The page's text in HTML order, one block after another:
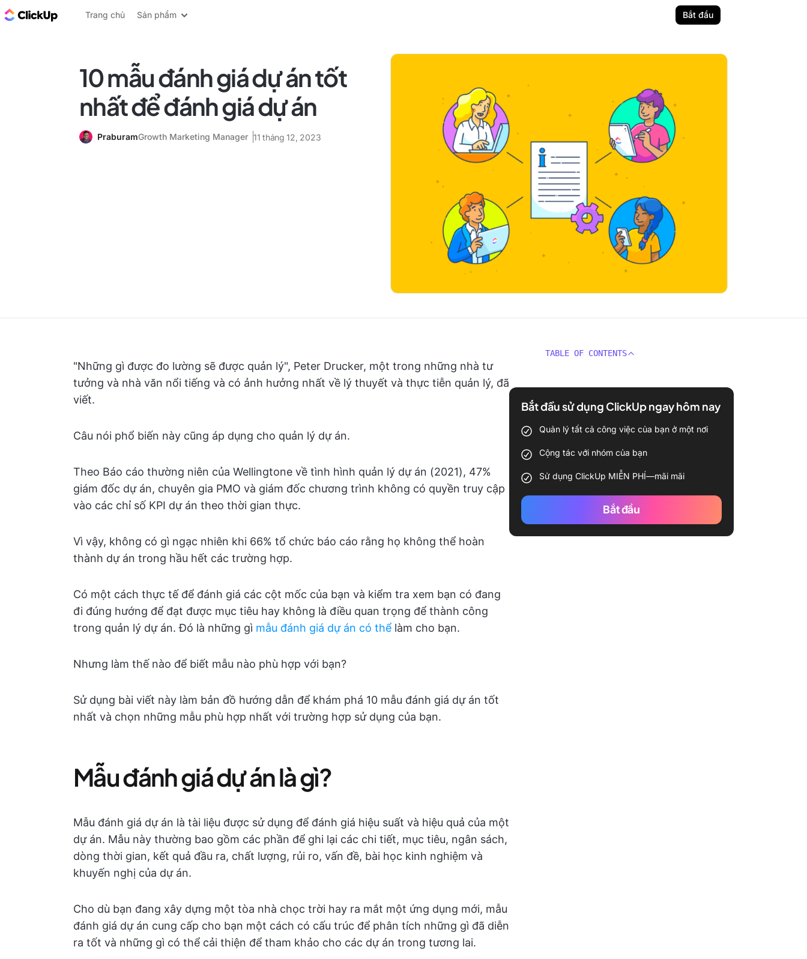
ClickUp Blog
Trang chủ Sản phẩm Bắt đầu
10 mẫu đánh giá dự án tốt
nhất để đánh giá dự án
PraburamGrowth Marketing Manager 11 tháng 12, 2023
"Những gì được đo lường sẽ được quản lý", Peter Drucker, một trong những nhà tư
tưởng và nhà văn nổi tiếng và có ảnh hưởng nhất về lý thuyết và thực tiễn quản lý, đã
viết.
Câu nói phổ biến này cũng áp dụng cho quản lý dự án.
Theo Báo cáo thường niên của Wellingtone về tình hình quản lý dự án (2021), 47%
giám đốc dự án, chuyên gia PMO và giám đốc chương trình không có quyền truy cập
vào các chỉ số KPI dự án theo thời gian thực.
Vì vậy, không có gì ngạc nhiên khi 66% tổ chức báo cáo rằng họ không thể hoàn
thành dự án trong hầu hết các trường hợp.
Có một cách thực tế để đánh giá các cột mốc của bạn và kiểm tra xem bạn có đang
đi đúng hướng để đạt được mục tiêu hay không là điều quan trọng để thành công
trong quản lý dự án. Đó là những gì mẫu đánh giá dự án có thể làm cho bạn.
Nhưng làm thế nào để biết mẫu nào phù hợp với bạn?
Sử dụng bài viết này làm bản đồ hướng dẫn để khám phá 10 mẫu đánh giá dự án tốt
nhất và chọn những mẫu phù hợp nhất với trường hợp sử dụng của bạn.
Mẫu đánh giá dự án là gì?
Mẫu đánh giá dự án là tài liệu được sử dụng để đánh giá hiệu suất và hiệu quả của một
dự án. Mẫu này thường bao gồm các phần để ghi lại các chi tiết, mục tiêu, ngân sách,
dòng thời gian, kết quả đầu ra, chất lượng, rủi ro, vấn đề, bài học kinh nghiệm và
khuyến nghị của dự án.
Cho dù bạn đang xây dựng một tòa nhà chọc trời hay ra mắt một ứng dụng mới, mẫu
đánh giá dự án cung cấp cho bạn một cách có cấu trúc để phân tích những gì đã diễn
ra tốt và những gì có thể cải thiện để tham khảo cho các dự án trong tương lai.
TABLE OF CONTENTS
Bắt đầu sử dụng ClickUp ngay hôm nay
Quản lý tất cả công việc của bạn ở một nơi
Cộng tác với nhóm của bạn
Sử dụng ClickUp MIỄN PHÍ—mãi mãi
Bắt đầu